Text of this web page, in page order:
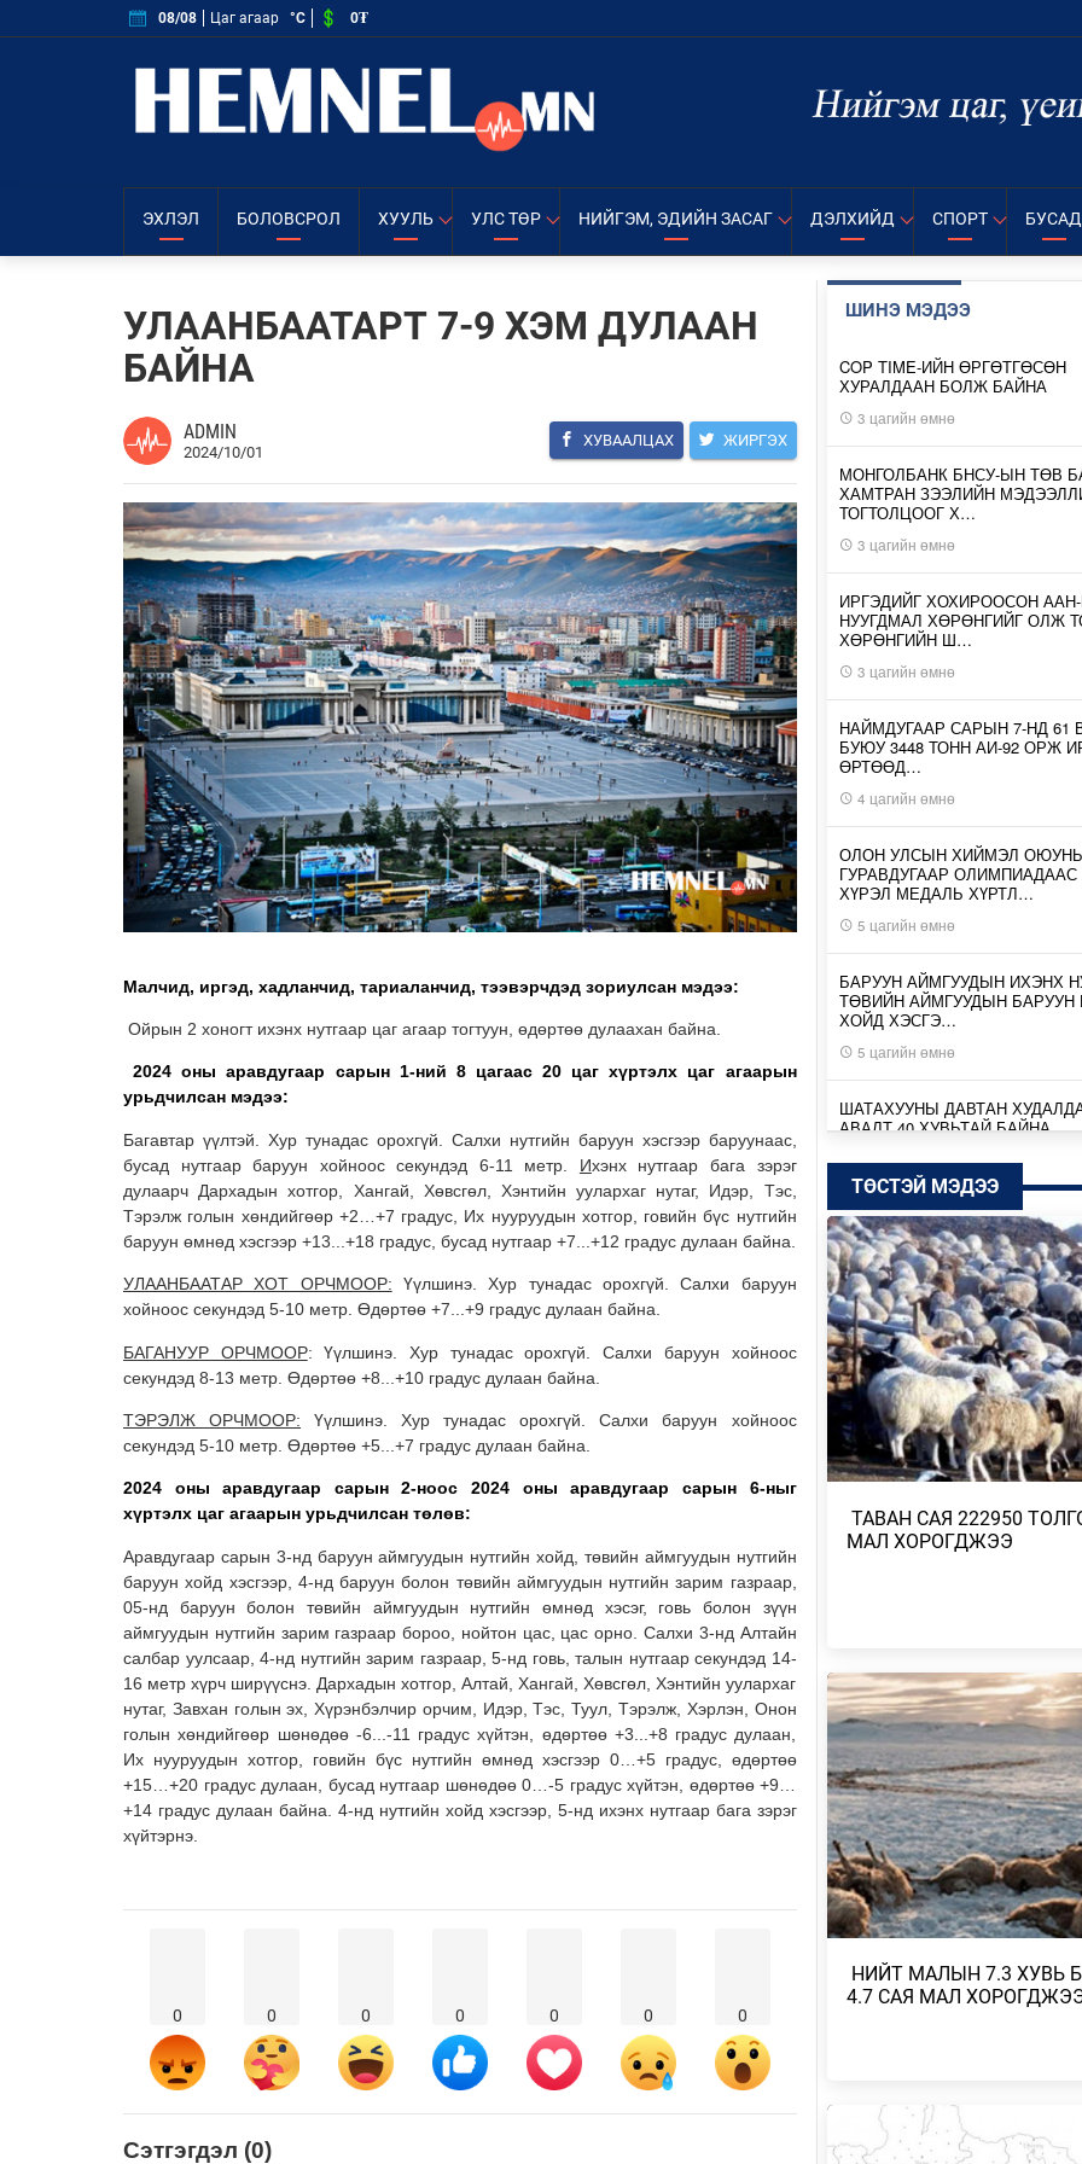
08/08 Цаг агаар °C 0₮
ЭХЛЭЛ БОЛОВСРОЛ ХУУЛЬ УЛС ТӨР НИЙГЭМ, ЭДИЙН ЗАСАГ ДЭЛХИЙД СПОРТ БУСАД
УЛААНБААТАРТ 7-9 ХЭМ ДУЛААН
БАЙНА
ADMIN
2024/10/01
ХУВААЛЦАХ ЖИРГЭХ
Малчид, иргэд, хадланчид, тариаланчид, тээвэрчдэд зориулсан мэдээ:
Ойрын 2 хоногт ихэнх нутгаар цаг агаар тогтуун, өдөртөө дулаахан байна.
2024 оны аравдугаар сарын 1-ний 8 цагаас 20 цаг хүртэлх цаг агаарын
урьдчилсан мэдээ:
Багавтар үүлтэй. Хур тунадас орохгүй. Салхи нутгийн баруун хэсгээр баруунаас,
бусад нутгаар баруун хойноос секундэд 6-11 метр. Ихэнх нутгаар бага зэрэг
дулаарч Дархадын хотгор, Хангай, Хөвсгөл, Хэнтийн уулархаг нутаг, Идэр, Тэс,
Тэрэлж голын хөндийгөөр +2…+7 градус, Их нууруудын хотгор, говийн бүс нутгийн
баруун өмнөд хэсгээр +13...+18 градус, бусад нутгаар +7...+12 градус дулаан байна.
УЛААНБААТАР ХОТ ОРЧМООР: Үүлшинэ. Хур тунадас орохгүй. Салхи баруун
хойноос секундэд 5-10 метр. Өдөртөө +7...+9 градус дулаан байна.
БАГАНУУР ОРЧМООР: Үүлшинэ. Хур тунадас орохгүй. Салхи баруун хойноос
секундэд 8-13 метр. Өдөртөө +8...+10 градус дулаан байна.
ТЭРЭЛЖ ОРЧМООР: Үүлшинэ. Хур тунадас орохгүй. Салхи баруун хойноос
секундэд 5-10 метр. Өдөртөө +5...+7 градус дулаан байна.
2024 оны аравдугаар сарын 2-ноос 2024 оны аравдугаар сарын 6-ныг
хүртэлх цаг агаарын урьдчилсан төлөв:
Аравдугаар сарын 3-нд баруун аймгуудын нутгийн хойд, төвийн аймгуудын нутгийн
баруун хойд хэсгээр, 4-нд баруун болон төвийн аймгуудын нутгийн зарим газраар,
05-нд баруун болон төвийн аймгуудын нутгийн өмнөд хэсэг, говь болон зүүн
аймгуудын нутгийн зарим газраар бороо, нойтон цас, цас орно. Салхи 3-нд Алтайн
салбар уулсаар, 4-нд нутгийн зарим газраар, 5-нд говь, талын нутгаар секундэд 14-
16 метр хүрч ширүүснэ. Дархадын хотгор, Алтай, Хангай, Хөвсгөл, Хэнтийн уулархаг
нутаг, Завхан голын эх, Хүрэнбэлчир орчим, Идэр, Тэс, Туул, Тэрэлж, Хэрлэн, Онон
голын хөндийгөөр шөнөдөө -6...-11 градус хүйтэн, өдөртөө +3...+8 градус дулаан,
Их нууруудын хотгор, говийн бүс нутгийн өмнөд хэсгээр 0…+5 градус, өдөртөө
+15…+20 градус дулаан, бусад нутгаар шөнөдөө 0…-5 градус хүйтэн, өдөртөө +9…
+14 градус дулаан байна. 4-нд нутгийн хойд хэсгээр, 5-нд ихэнх нутгаар бага зэрэг
хүйтэрнэ.
0 0 0 0 0 0 0
Сэтгэгдэл (0)
ШИНЭ МЭДЭЭ
COP TIME-ИЙН ӨРГӨТГӨСӨН
ХУРАЛДААН БОЛЖ БАЙНА
3 цагийн өмнө
МОНГОЛБАНК БНСУ-ЫН ТӨВ
ХАМТРАН ЗЭЭЛИЙН
ТОГТОЛЦООГ Х…
3 цагийн өмнө
ИРГЭДИЙГ ХОХИРООСОН
НУУГДМАЛ ХӨРӨНГИЙГ ОЛЖ
ХӨРӨНГИЙН Ш…
3 цагийн өмнө
НАЙМДУГААР САРЫН 7-НД 61
БУЮУ 3448 ТОНН АИ-92 ОРЖ
ӨРТӨӨД…
4 цагийн өмнө
ОЛОН УЛСЫН ХИЙМЭЛ
ГУРАВДУГААР
ХҮРЭЛ МЕДАЛЬ ХҮРТЛ…
5 цагийн өмнө
БАРУУН АЙМГУУДЫН ИХЭНХ
ТӨВИЙН АЙМГУУДЫН БАРУУН
ХОЙД ХЭСГЭ…
5 цагийн өмнө
ШАТАХУУНЫ ДАВТАН
АВАЛТ 40 ХУВЬТАЙ БАЙНА
Өчигдөр
SENZU+S1MPLE НИЙЛЭЭД 396
ДОЛЛАРЫН ҮНЭ ХҮРЭВ
Өчигдөр
БАТБААТАРЫН ХУЛАН ЖЮҮ
ДЭЛХИЙН АВАРГА БОЛЖ, ТҮҮХ
БҮТЭЭЛЭЭ
Өчигдөр
ТӨСВИЙН БАЙНГЫН ХОРОО 67
АСУУДАЛ ХЭЛЭЛЦЭЖ,
ТӨСВИЙН ТАЛААРХ …
Өчигдөр
МИАТ ТӨХК БОИНГ
ХАМТЫН АЖИЛЛАГААГАА
ӨРГӨЖҮҮЛНЭ
Өчигдөр
МОНГОЛ-АЛТАЙ, ХӨВСГӨЛИЙН
УУЛАРХАГ НУТАГ, УВС
ХОТГОР, ИДЭР, ТЭС,…
Өчигдөр
МОНГОЛ-АЛТАЙ, ХӨВСГӨЛИЙН
УУЛАРХАГ НУТАГ, ДОРНОД-
ДАРЬГАНГЫН ТАЛ НУТГААР…
АЗИЙН ЭРЭГТЭЙЧҮҮДИЙН
ВОЛЕЙБОЛЫН АВАРГА Ш…
2026/08/05
ТӨСТЭЙ МЭДЭЭ
ТАВАН САЯ 222950
МАЛ ХОРОГДЖЭЭ
НИЙТ МАЛЫН 7.3 ХУВЬ
4.7 САЯ МАЛ